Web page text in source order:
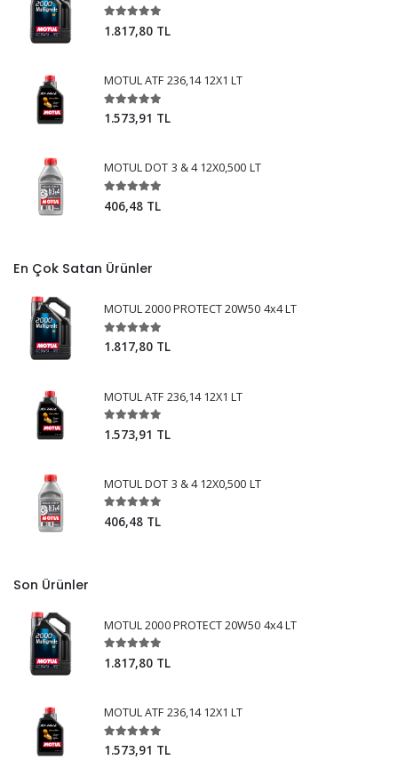
1.817,80 TL
MOTUL ATF 236,14 12X1 LT
1.573,91 TL
MOTUL DOT 3 & 4 12X0,500 LT
406,48 TL
En Çok Satan Ürünler
MOTUL 2000 PROTECT 20W50 4x4 LT
1.817,80 TL
MOTUL ATF 236,14 12X1 LT
1.573,91 TL
MOTUL DOT 3 & 4 12X0,500 LT
406,48 TL
Son Ürünler
MOTUL 2000 PROTECT 20W50 4x4 LT
1.817,80 TL
MOTUL ATF 236,14 12X1 LT
1.573,91 TL